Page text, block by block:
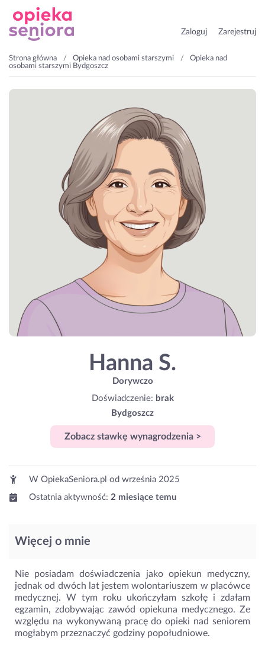
Zaloguj Zarejestruj
Strona główna Opieka nad osobami starszymi
Opieka nad
osobami starszymi Bydgoszcz
Hanna S.
Dorywczo
Doświadczenie: brak
Bydgoszcz
Zobacz stawkę wynagrodzenia >
W OpiekaSeniora.pl od września 2025
Ostatnia aktywność: 2 miesiące temu
Więcej o mnie
Nie posiadam doświadczenia jako opiekun medyczny,
jednak od dwóch lat jestem wolontariuszem w placówce
medycznej. W tym roku ukończyłam szkołę i zdałam
egzamin, zdobywając zawód opiekuna medycznego. Ze
względu na wykonywaną pracę do opieki nad seniorem
mogłabym przeznaczyć godziny popołudniowe.